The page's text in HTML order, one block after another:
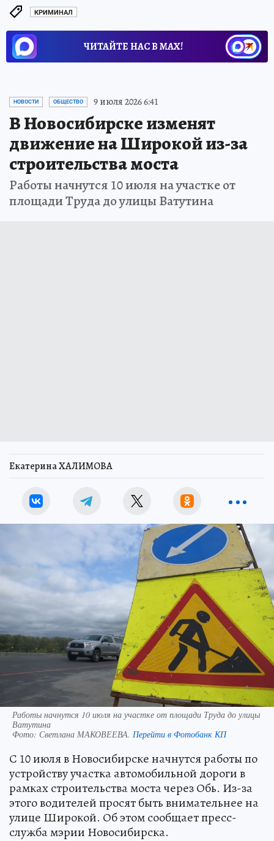
КРИМИНАЛ
ЧИТАЙТЕ НАС В МАХ!
НОВОСТИ ОБЩЕСТВО 9 июля 2026 6:41
В Новосибирске изменят
движение на Широкой из-за
строительства моста
Работы начнутся 10 июля на участке от
площади Труда до улицы Ватутина
Екатерина ХАЛИМОВА
Работы начнутся 10 июля на участке от площади Труда до улицы
Ватутина
Фото: Светлана МАКОВЕЕВА. Перейти в Фотобанк КП
С 10 июля в Новосибирске начнутся работы по
устройству участка автомобильной дороги в
рамках строительства моста через Обь. Из-за
этого водителей просят быть внимательнее на
улице Широкой. Об этом сообщает пресс-
служба мэрии Новосибирска.